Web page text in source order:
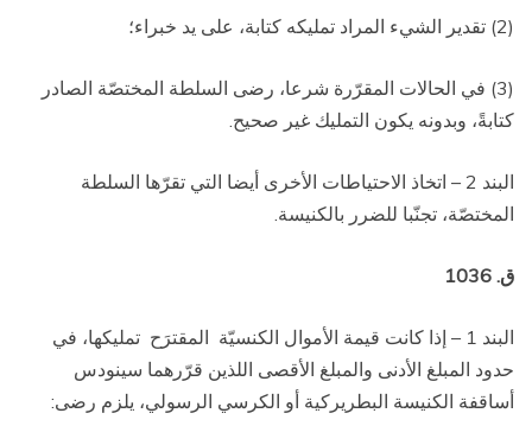
(2) تقدير الشيء المراد تمليكه كتابة، على يد خبراء؛
(3) في الحالات المقرّرة شرعا، رضى السلطة المختصّة الصادر
كتابةً، وبدونه يكون التمليك غير صحيح.
البند 2 – اتخاذ الاحتياطات الأخرى أيضا التي تقرّها السلطة
المختصّة، تجنّبا للضرر بالكنيسة.
ق. 1036
البند 1 – إذا كانت قيمة الأموال الكنسيّة المقترَح تمليكها، في
حدود المبلغ الأدنى والمبلغ الأقصى اللذين قرّرهما سينودس
أساقفة الكنيسة البطريركية أو الكرسي الرسولي، يلزم رضى: